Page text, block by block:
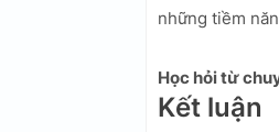
những tiềm
Học hỏi từ
Kết luận